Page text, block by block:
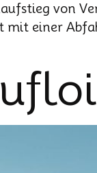
von
mit einer